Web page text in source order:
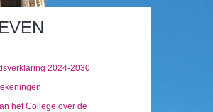
2024-2030
het College over de